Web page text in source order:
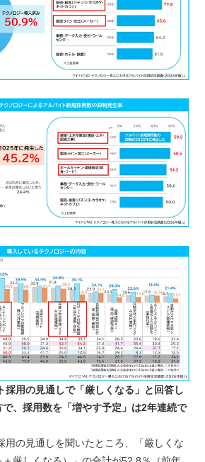
用の見通しで「厳しくなる」と回答し
、採用数を「増やす予定」は2年連続で
用の見通しを聞いたところ、「厳しくな